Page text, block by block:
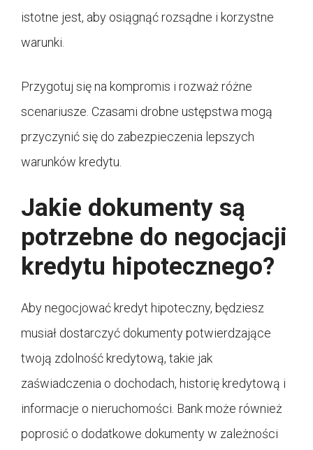
istotne jest, aby osiągnąć rozsądne i korzystne
warunki.
Przygotuj się na kompromis i rozważ różne
scenariusze. Czasami drobne ustępstwa mogą
przyczynić się do zabezpieczenia lepszych
warunków kredytu.
Jakie dokumenty są
potrzebne do negocjacji
kredytu hipotecznego?
Aby negocjować kredyt hipoteczny, będziesz
musiał dostarczyć dokumenty potwierdzające
twoją zdolność kredytową, takie jak
zaświadczenia o dochodach, historię kredytową i
informacje o nieruchomości. Bank może również
poprosić o dodatkowe dokumenty w zależności